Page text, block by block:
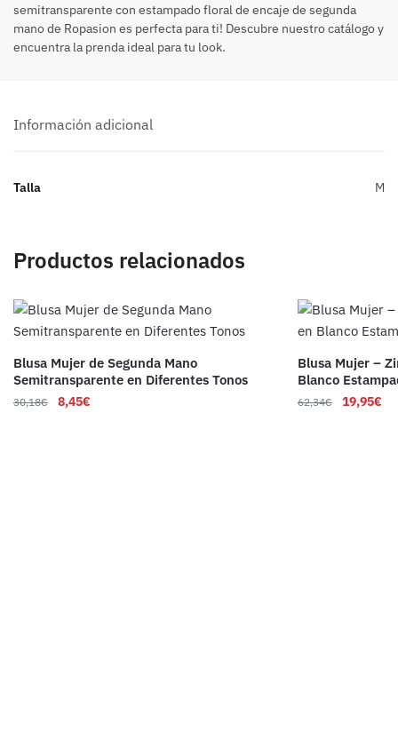
semitransparente con estampado floral de encaje de segunda
mano de Ropasion es perfecta para ti! Descubre nuestro catálogo y
encuentra la prenda ideal para tu look.
Información adicional
Talla M
Productos relacionados
Blusa Mujer de Segunda Mano
Semitransparente en Diferentes Tonos
30,18€ 8,45€
Blusa Mujer –
Blanco
62,34€ 19,95€